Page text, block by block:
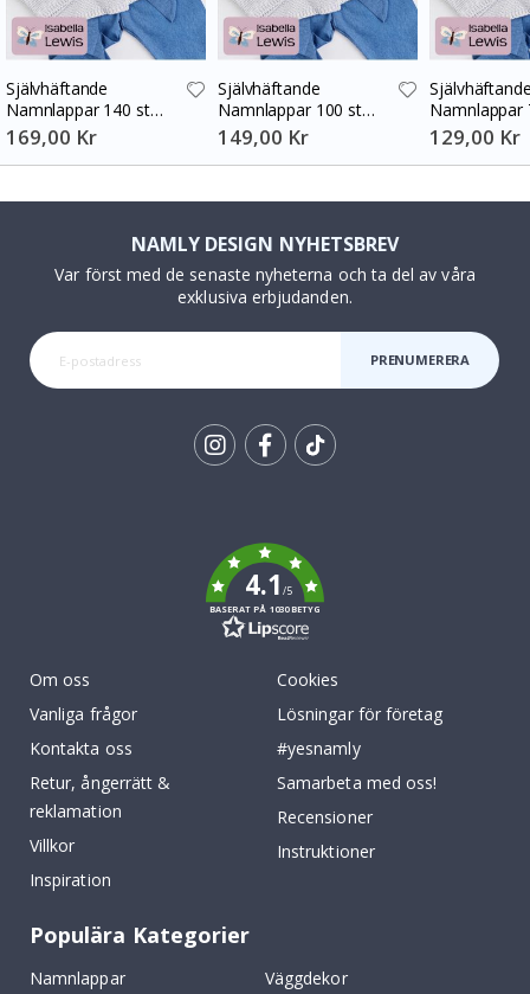
Självhäftande
Namnlappar 140 st
30x13 mm
169,00 Kr
Självhäftande
Namnlappar 100 st
30x13 mm
149,00 Kr
Namnlappar
30x13 mm
129,00 Kr
NAMLY DESIGN NYHETSBREV
Var först med de senaste nyheterna och ta del av våra
exklusiva erbjudanden.
PRENUMERERA
4.1/5
BASERAT PÅ 1030 BETYG
Om oss
Vanliga frågor
Kontakta oss
Retur, ångerrätt &
reklamation
Villkor
Inspiration
Cookies
Lösningar för företag
#yesnamly
Samarbeta med oss!
Recensioner
Instruktioner
Populära Kategorier
Namnlappar
Väggdekor